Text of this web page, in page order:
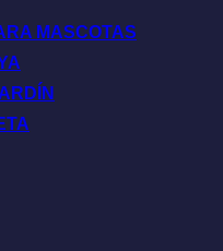
MASCOTAS